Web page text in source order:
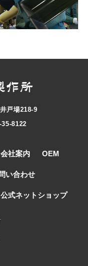
戸場218-9
35-8122
会社案内 OEM
い合わせ
式ネットショップ